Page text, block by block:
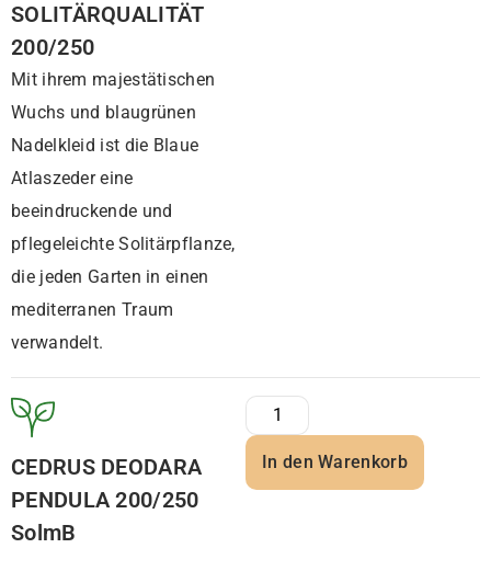
SOLITÄRQUALITÄT
200/250
Mit ihrem majestätischen
Wuchs und blaugrünen
Nadelkleid ist die Blaue
Atlaszeder eine
beeindruckende und
pflegeleichte Solitärpflanze,
die jeden Garten in einen
mediterranen Traum
verwandelt.
CEDRUS DEODARA
PENDULA 200/250
SolmB
In den Warenkorb